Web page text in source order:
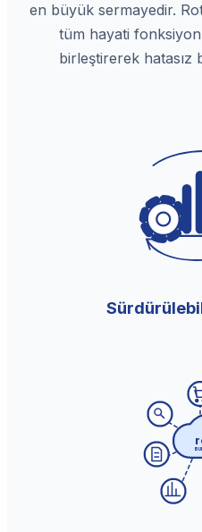
en büyük sermayedir.
tüm hayati
birleştirerek hatasız